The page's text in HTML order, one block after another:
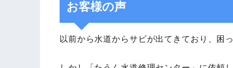
お客様の声
以前から水道からサビが出てきており、困